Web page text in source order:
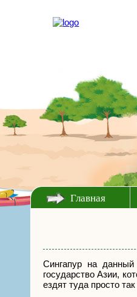
Главная
Сингапур на
государство Азии,
ездят туда просто